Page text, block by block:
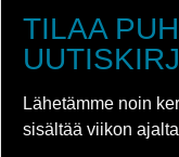
TILAA
Lähetämme noin
sisältää viikon